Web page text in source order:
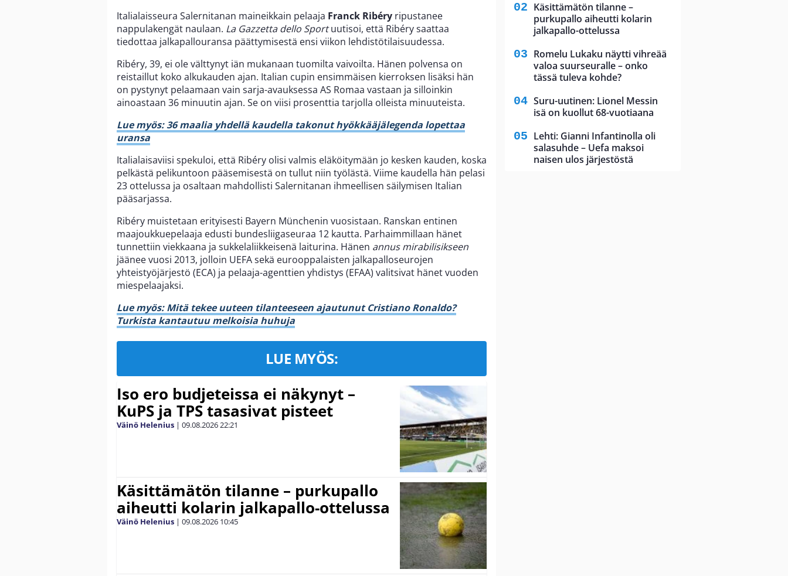
Italialaisseura Salernitanan maineikkain pelaaja Franck Ribéry ripustanee
nappulakengät naulaan. La Gazzetta dello Sportuutisoi, että Ribéry saattaa
tiedottaa jalkapallouransa päättymisestä ensi viikon lehdistötilaisuudessa.
Ribéry, 39, ei ole välttynyt iän mukanaan tuomilta vaivoilta. Hänen polvensa on
reistaillut koko alkukauden ajan. Italian cupin ensimmäisen kierroksen lisäksi hän
on pystynyt pelaamaan vain sarja-avauksessa AS Romaa vastaan ja silloinkin
ainoastaan 36 minuutin ajan. Se on viisi prosenttia tarjolla olleista minuuteista.
Lue myös: 36 maalia yhdellä kaudella takonut hyökkääjälegenda lopettaa
uransa
Italialaisaviisi spekuloi, että Ribéry olisi valmis eläköitymään jo kesken kauden, koska
pelkästä pelikuntoon pääsemisestä on tullut niin työlästä. Viime kaudella hän pelasi
23 ottelussa ja osaltaan mahdollisti Salernitanan ihmeellisen säilymisen Italian
pääsarjassa.
Ribéry muistetaan erityisesti Bayern Münchenin vuosistaan. Ranskan entinen
maajoukkuepelaaja edusti bundesliigaseuraa 12 kautta. Parhaimmillaan hänet
tunnettiin viekkaana ja sukkelaliikkeisenä laiturina. Hänen annus mirabilisikseen
jäänee vuosi 2013, jolloin UEFA sekä eurooppalaisten jalkapalloseurojen
yhteistyöjärjestö (ECA) ja pelaaja-agenttien yhdistys (EFAA) valitsivat hänet vuoden
miespelaajaksi.
Lue myös: Mitä tekee uuteen tilanteeseen ajautunut Cristiano Ronaldo?
Turkista kantautuu melkoisia huhuja
LUE MYÖS:
Iso ero budjeteissa ei näkynyt –
KuPS ja TPS tasasivat pisteet
Väinö Helenius | 09.08.202622:21
Käsittämätön tilanne – purkupallo
aiheutti kolarin jalkapallo-ottelussa
Väinö Helenius | 09.08.2026 10:45
Käsittämätön tilanne –
purkupallo aiheutti kolarin
jalkapallo-ottelussa
Romelu Lukaku näytti vihreää
valoa suurseuralle – onko
tässä tuleva kohde?
Suru-uutinen: Lionel Messin
isä on kuollut 68-vuotiaana
Lehti: Gianni Infantinolla oli
salasuhde – Uefa maksoi
naisen ulos järjestöstä